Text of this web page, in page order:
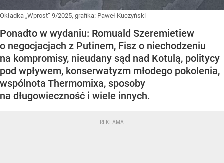
Okładka „Wprost” 9/2025, grafika: Paweł Kuczyński
Ponadto w wydaniu: Romuald Szeremietiew
o negocjacjach z Putinem, Fisz o niechodzeniu
na kompromisy, nieudany sąd nad Kotulą, politycy
pod wpływem, konserwatyzm młodego pokolenia,
wspólnota Thermomixa, sposoby
na długowieczność i wiele innych.